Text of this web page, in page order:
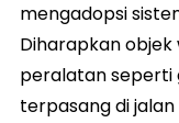
mengadopsi
Diharapkan
peralatan seperti
terpasang di